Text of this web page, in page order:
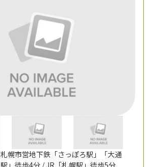
札幌市営地下鉄「さっぽろ駅」「大通
駅」徒歩4分 / JR「札幌駅」徒歩5分